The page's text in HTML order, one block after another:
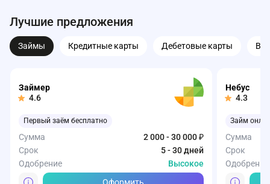
Лучшие предложения
Займы Кредитные карты Дебетовые карты
Займер
4.6
Первый заём бесплатно
Сумма
2 000 - 30 000 ₽
Срок
5 - 30 дней
Одобрение
Высокое
Небус
4.3
Займ
Сумма
Срок
Одобрение